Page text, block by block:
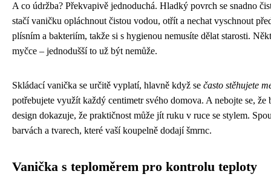
A co údržba? Překvapivě jednoduchá. Hladký povrch se snadno
stačí vaničku opláchnout čistou vodou, otřít a nechat vyschnout
plísním a bakteriím, takže si s hygienou nemusíte dělat starosti.
myčce – jednodušší to už být nemůže.
Skládací vanička se určitě vyplatí, hlavně když se často stěhujete
potřebujete využít každý centimetr svého domova. A nebojte se,
design dokazuje, že praktičnost může jít ruku v ruce se stylem.
barvách a tvarech, které vaší koupelně dodají šmrnc.
Vanička s teploměrem pro kontrolu teploty